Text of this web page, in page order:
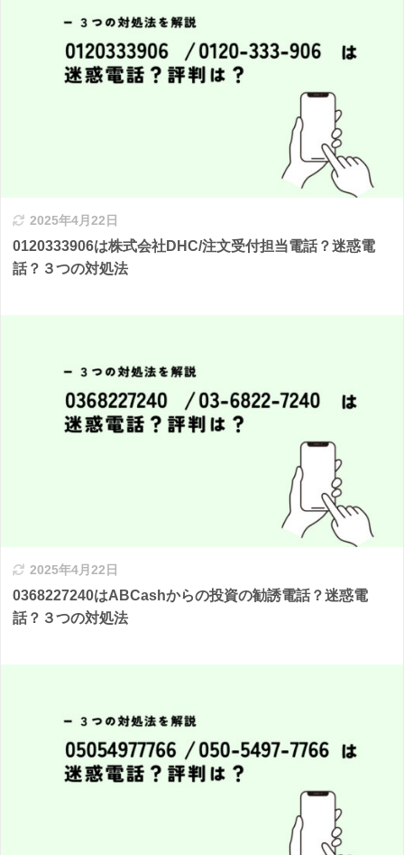
2025年4月22日
0120333906は株式会社DHC/注文受付担当電話？迷惑電
話？３つの対処法
2025年4月22日
0368227240はABCashからの投資の勧誘電話？迷惑電
話？３つの対処法